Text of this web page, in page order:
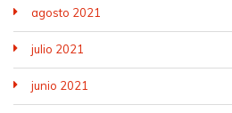
agosto 2021
julio 2021
junio 2021